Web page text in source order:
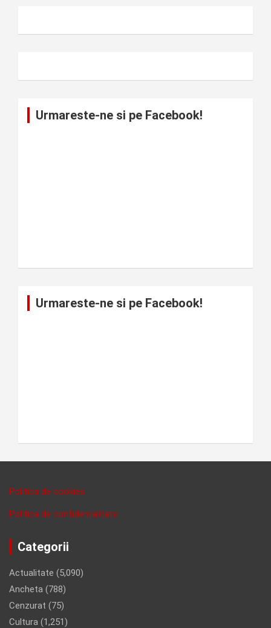
Urmareste-ne si pe Facebook!
Urmareste-ne si pe Facebook!
Politica de cookies
Politica de confidentalitate
Categorii
Actualitate (5,090)
Ancheta (788)
Cenzurat (75)
Cultura (1,251)